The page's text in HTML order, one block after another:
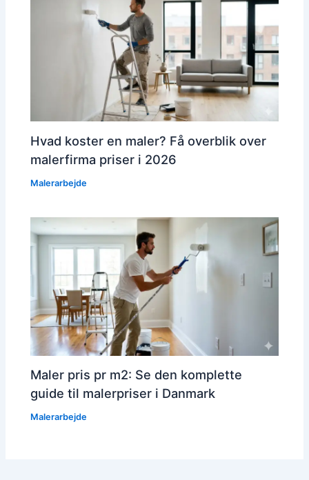
Hvad koster en maler? Få overblik over
malerfirma priser i 2026
Malerarbejde
Maler pris pr m2: Se den komplette
guide til malerpriser i Danmark
Malerarbejde